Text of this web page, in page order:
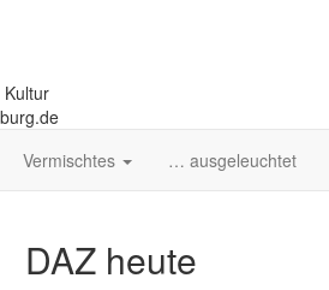
Vermischtes … ausgeleuchtet
DAZ heute